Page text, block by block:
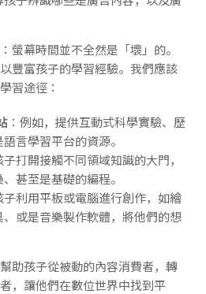
：螢幕時間並不全然是「壞」的。
豐富孩子的學習經驗。我們應該
習途徑：
：例如，提供互動式科學實驗、歷
言學習平台的資源。
子打開接觸不同領域知識的大門，
甚至是基礎的編程。
子利用平板或電腦進行創作，如繪
或是音樂製作軟體，將他們的想
助孩子從被動的內容消費者，轉
，讓他們在數位世界中找到平